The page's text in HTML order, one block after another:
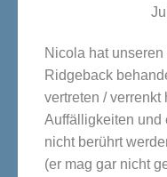
Nicola hat
Ridgeback
vertreten /
Auffälligkeiten und
nicht berührt
(er mag gar nicht